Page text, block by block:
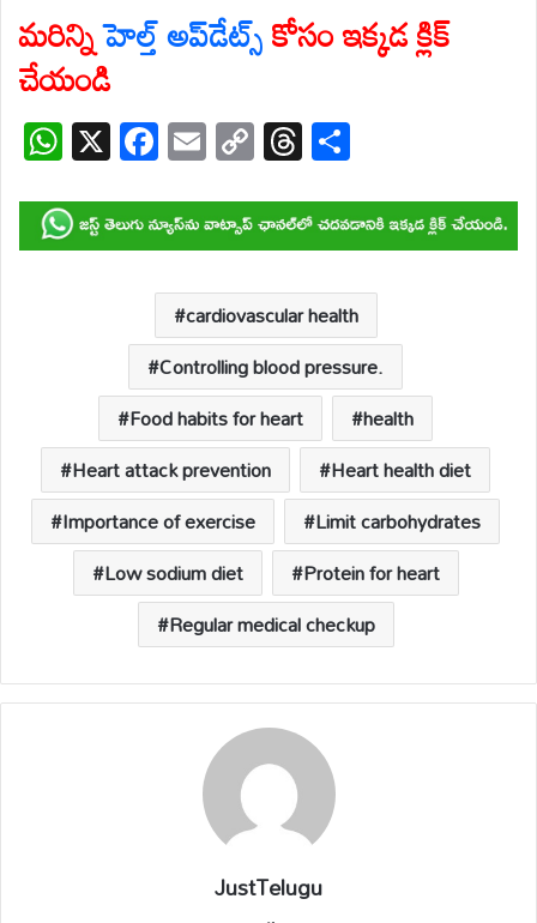
మరిన్నిహెల్త్ అప్‌డేట్స్కోసం ఇక్కడ క్లిక్
చేయండి
W
h
at
s
X F
ac
e
b
o
o
k
E
m
ail
C
o
p
y
Li
n
k
T
hr
e
a
d
s
ar
e
cardiovascular health
Controlling blood pressure.
Food habits for heart
health
Heart attack prevention
Heart health diet
Importance of exercise
Limit carbohydrates
Low sodium diet
Protein for heart
Regular medical checkup
JustTelugu